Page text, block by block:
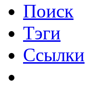
Поиск
Тэги
Ссылки